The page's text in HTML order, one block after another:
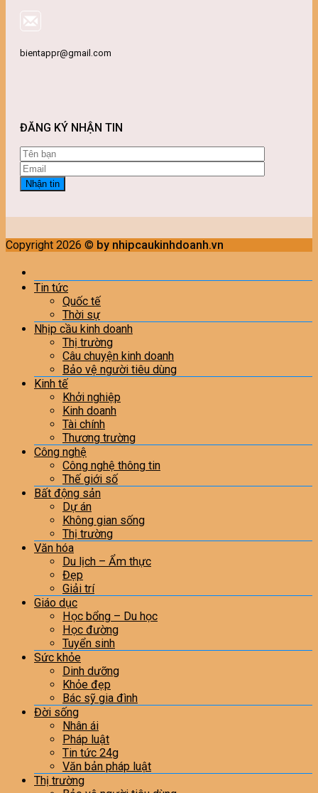
bientappr@gmail.com
ĐĂNG KÝ NHẬN TIN
Copyright 2026 © by nhipcaukinhdoanh.vn
Tin tức
Quốc tế
Thời sự
Nhịp cầu kinh doanh
Thị trường
Câu chuyện kinh doanh
Bảo vệ người tiêu dùng
Kinh tế
Khởi nghiệp
Kinh doanh
Tài chính
Thương trường
Công nghệ
Công nghệ thông tin
Thế giới số
Bất động sản
Dự án
Không gian sống
Thị trường
Văn hóa
Du lịch – Ẩm thực
Đẹp
Giải trí
Giáo dục
Học bổng – Du học
Học đường
Tuyển sinh
Sức khỏe
Dinh dưỡng
Khỏe đẹp
Bác sỹ gia đình
Đời sống
Nhân ái
Pháp luật
Tin tức 24g
Văn bản pháp luật
Thị trường